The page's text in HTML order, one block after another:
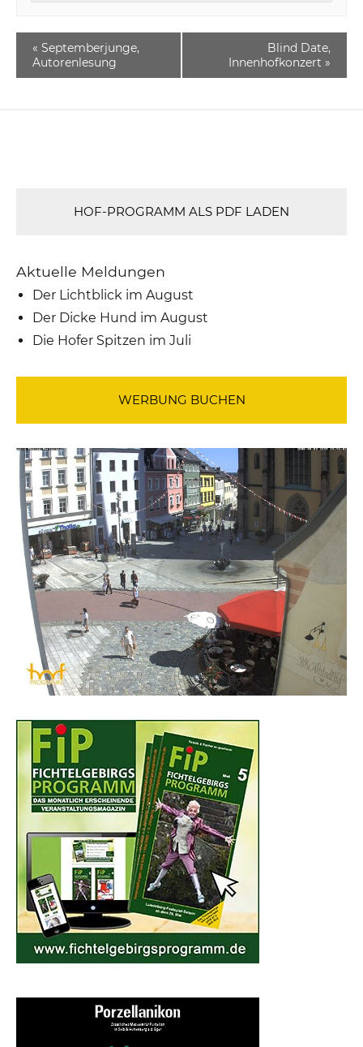
« Septemberjunge,
Autorenlesung
Blind Date,
Innenhofkonzert »
HOF-PROGRAMM ALS PDF LADEN
Aktuelle Meldungen
Der Lichtblick im August
Der Dicke Hund im August
Die Hofer Spitzen im Juli
WERBUNG BUCHEN